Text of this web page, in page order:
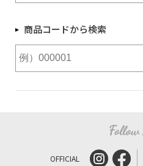
商品コードから検索
OFFICIAL